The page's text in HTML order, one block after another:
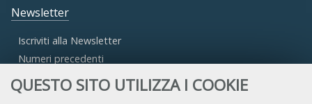
QUESTO SITO UTILIZZA I COOKIE
Newsletter
Iscriviti alla Newsletter
Numeri precedenti